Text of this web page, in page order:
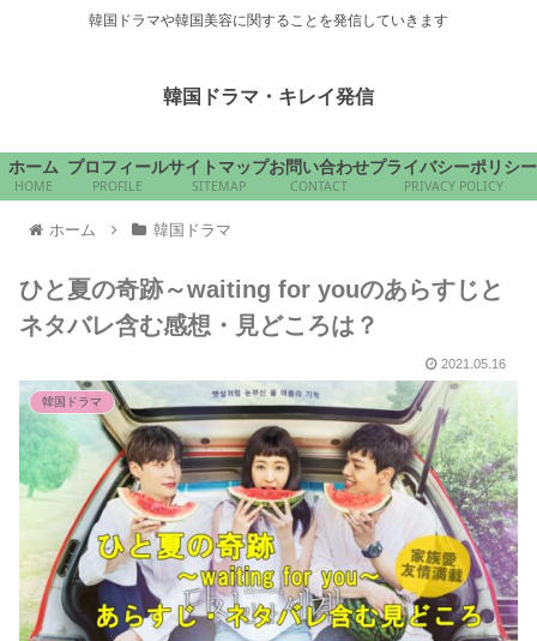
韓国ドラマや韓国美容に関することを発信していきます
韓国ドラマ・キレイ発信
ホーム
HOME
プロフィール
PROFILE
サイトマップ
SITEMAP
お問い合わせ
CONTACT
プライバシーポリシー
PRIVACY POLICY
ホーム 韓国ドラマ
ひと夏の奇跡～waiting for youのあらすじと
ネタバレ含む感想・見どころは？
2021.05.16
韓国ドラマ